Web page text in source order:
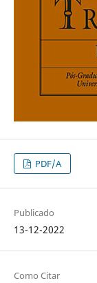
PDF/A
Publicado
13-12-2022
Como Citar